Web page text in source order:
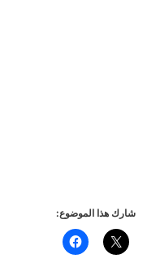
شارك هذا الموضوع: